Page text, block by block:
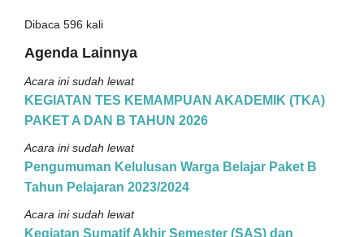
Dibaca 596 kali
Agenda Lainnya
Acara ini sudah lewat
KEGIATAN TES KEMAMPUAN AKADEMIK (TKA)
PAKET A DAN B TAHUN 2026
Acara ini sudah lewat
Pengumuman Kelulusan Warga Belajar Paket B
Tahun Pelajaran 2023/2024
Acara ini sudah lewat
Kegiatan Sumatif Akhir Semester (SAS) dan